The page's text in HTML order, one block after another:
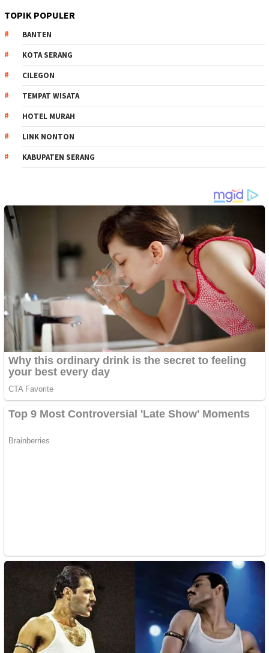
TOPIK POPULER
BANTEN
KOTA SERANG
CILEGON
TEMPAT WISATA
HOTEL MURAH
LINK NONTON
KABUPATEN SERANG